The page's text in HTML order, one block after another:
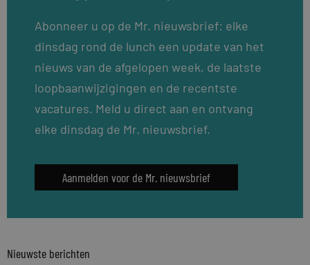
Abonneer u op de Mr. nieuwsbrief: elke
dinsdag rond de lunch een update van het
nieuws van de afgelopen week, de laatste
loopbaanwijzigingen en de recentste
vacatures. Meld u direct aan en ontvang
elke dinsdag de Mr. nieuwsbrief.
Aanmelden voor de Mr. nieuwsbrief
Nieuwste berichten